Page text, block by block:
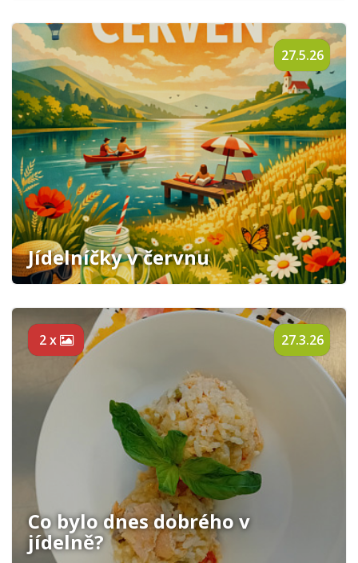
Jídelníčky v červnu
27.5.26
Co bylo dnes dobrého v
jídelně?
27.3.26
2 x